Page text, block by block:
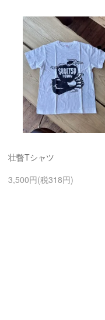
壮瞥Tシャツ
3,500円(税318円)